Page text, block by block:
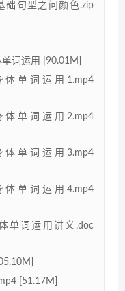
础句型之问颜色.zip
词运用 [90.01M]
单词运用1.mp4
单词运用2.mp4
单词运用3.mp4
单词运用4.mp4
单词运用讲义.doc
[51.17M]